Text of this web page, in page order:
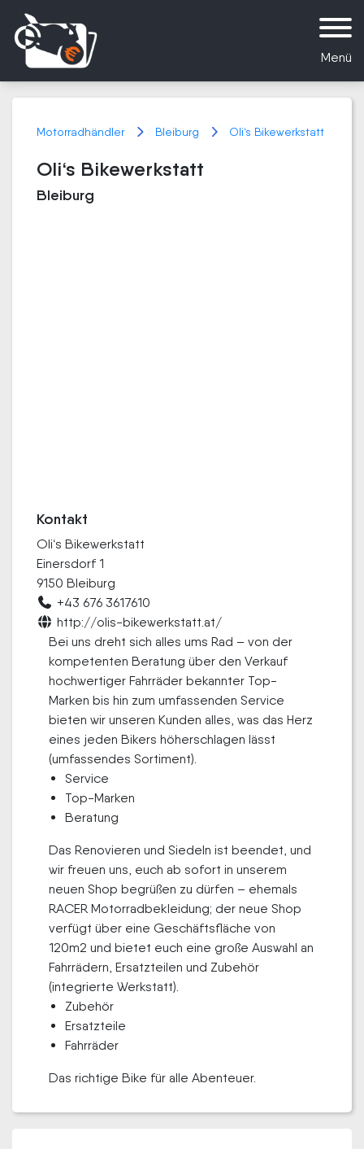
Menü
Motorradhändler Bleiburg Oli‘s Bikewerkstatt
Oli‘s Bikewerkstatt
Bleiburg
Kontakt
Oli‘s Bikewerkstatt
Einersdorf 1
9150 Bleiburg
+43 676 3617610
http://olis-bikewerkstatt.at/
Bei uns dreht sich alles ums Rad – von der
kompetenten Beratung über den Verkauf
hochwertiger Fahrräder bekannter Top-
Marken bis hin zum umfassenden Service
bieten wir unseren Kunden alles, was das Herz
eines jeden Bikers höherschlagen lässt
(umfassendes Sortiment).
Service
Top-Marken
Beratung
Das Renovieren und Siedeln ist beendet, und
wir freuen uns, euch ab sofort in unserem
neuen Shop begrüßen zu dürfen – ehemals
RACER Motorradbekleidung; der neue Shop
verfügt über eine Geschäftsfläche von
120m2 und bietet euch eine große Auswahl an
Fahrrädern, Ersatzteilen und Zubehör
(integrierte Werkstatt).
Zubehör
Ersatzteile
Fahrräder
Das richtige Bike für alle Abenteuer.